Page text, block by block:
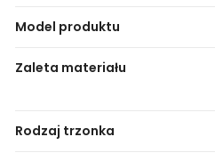
Model produktu
Zaleta materiału
Rodzaj trzonka